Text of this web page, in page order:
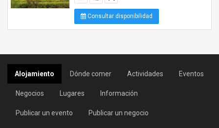
Consultar disponibilidad
Alojamiento Dónde comer Actividades Eventos
Negocios Lugares Información
Publicar un evento Publicar un negocio